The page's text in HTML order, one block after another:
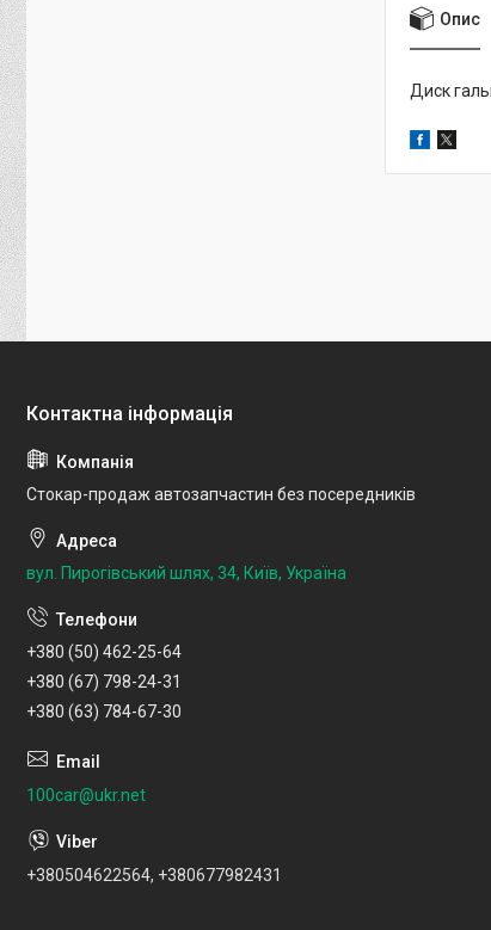
Опис
Диск
Стокар-продаж автозапчастин без посередників
вул. Пирогівський шлях, 34, Київ, Україна
+380 (50) 462-25-64
+380 (67) 798-24-31
+380 (63) 784-67-30
100car@ukr.net
+380504622564, +380677982431